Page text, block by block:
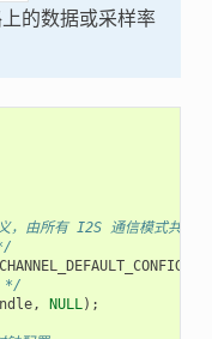
的数据或采样率
由所有 I2S 通信模式共享
*/
, NULL);